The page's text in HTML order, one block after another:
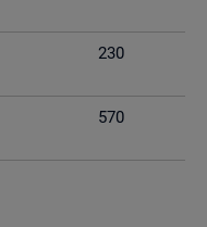
230
570